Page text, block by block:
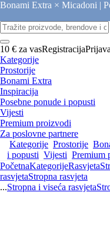
Bonami Extra × Micadoni |
10 € za vasRegistracijaPrijava
Kategorije
Prostorije
Bonami Extra
Inspiracija
Posebne ponude i popusti
Vijesti
Premium proizvodi
Za poslovne partnere
Kategorije Prostorije
i popusti Vijesti Premium
PočetnaKategorijeRasvjeta
rasvjetaStropna rasvjeta
...Stropna i viseća rasvjeta